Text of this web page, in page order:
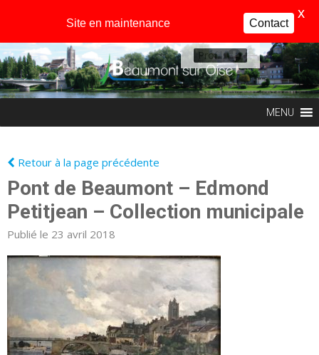
Profil
MENU
Retour à la page précédente
Pont de Beaumont – Edmond
Petitjean – Collection municipale
Publié le 23 avril 2018
Site en maintenance Contact
X